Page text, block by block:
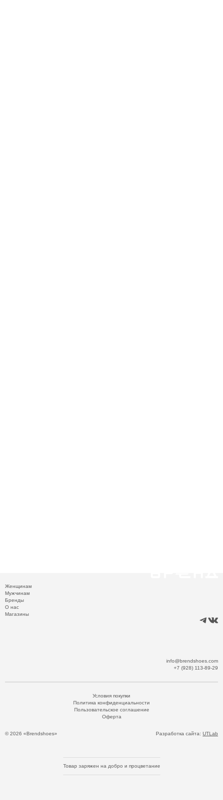
Женщинам
Мужчинам
Бренды
О нас
Магазины
info@brendshoes.com
+7 (928) 113-89-29
© 2026 «Brendshoes»
Условия покупки
Политика конфиденциальности
Пользовательское соглашение
Оферта
Разработка сайта: UTLab
Товар заряжен на добро и процветание